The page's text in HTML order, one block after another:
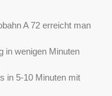
A 72 erreicht man
in wenigen Minuten
in 5-10 Minuten mit